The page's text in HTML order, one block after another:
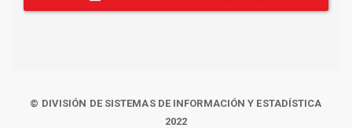
© DIVISIÓN DE SISTEMAS DE INFORMACIÓN Y ESTADÍSTICA
2022